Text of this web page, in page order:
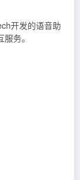
开发的语音助
务。